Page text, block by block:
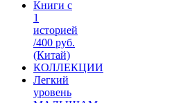
Книги с
1
историей
/400 руб.
(Китай)
КОЛЛЕКЦИИ
Легкий
уровень